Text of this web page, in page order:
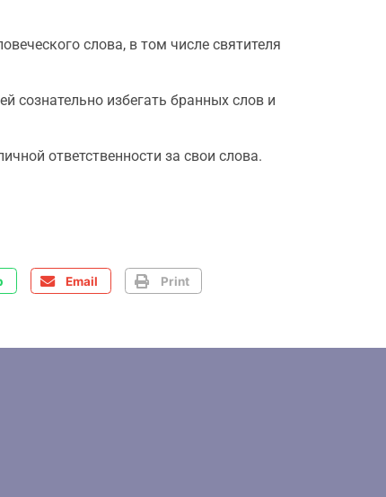
слова, в том числе святителя
сознательно избегать бранных слов и
ответственности за свои слова.
Email Print